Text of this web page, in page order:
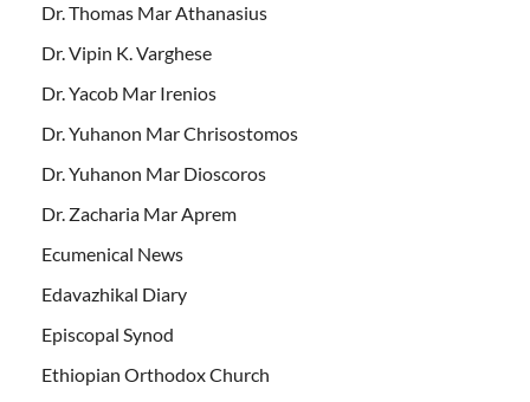
Dr. Thomas Mar Athanasius
Dr. Vipin K. Varghese
Dr. Yacob Mar Irenios
Dr. Yuhanon Mar Chrisostomos
Dr. Yuhanon Mar Dioscoros
Dr. Zacharia Mar Aprem
Ecumenical News
Edavazhikal Diary
Episcopal Synod
Ethiopian Orthodox Church